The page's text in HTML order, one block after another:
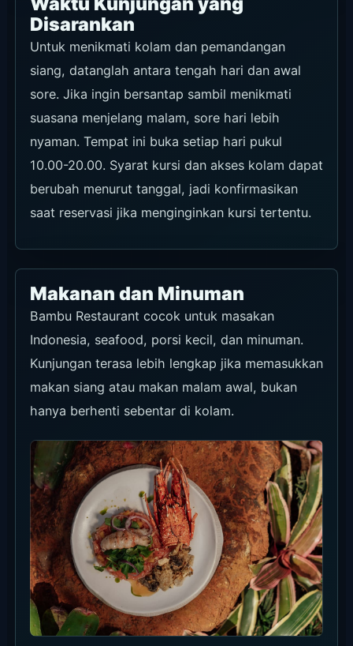
grup.
Konfirmasika
n
sebelum
memesan.
Masa berlaku
melalui blog
resmi yang
aktif pada 30
Juli 2026;
tidak
i resmi
Daftar OCBC
masa berlaku
hingga 30
November
2027,
satu paragraf
syarat masih
menampilkan
30 November
Konfirmasikan
masa berlaku
sebelum
i resmi
Informas
Hal yang Perlu Diputuskan
Sebelum Datang
bersantap, atau foto. Lalu cek tanggal, jumlah
tamu, durasi, kursi yang diinginkan, handuk, dan
syarat akses kolam sekaligus.
Cara Reservasi dan Mulai dari
Mana
Untuk Jungle Floor Daybed (maksimal empat